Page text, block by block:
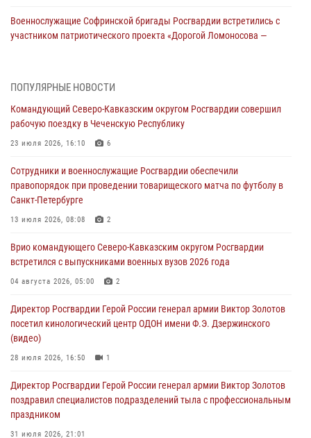
Военнослужащие Софринской бригады Росгвардии встретились с
участником патриотического проекта «Дорогой Ломоносова —
настольному теннису ко Дню физкультурника
08 августа 2026, 07:00
Кузбассе
08 августа 2026, 07:00
В Москве росгвардейцы оказали помощь медикам и девушке с
08 августа 2026, 06:32 1
Спецназ Росгвардии в Марий Эл почтил память товарища на
08 августа 2026, 06:15
ПОПУЛЯРНЫЕ НОВОСТИ
Командующий Северо-Кавказским округом Росгвардии совершил
рабочую поездку в Чеченскую Республику
23 июля 2026, 16:10 6
Сотрудники и военнослужащие Росгвардии обеспечили
правопорядок при проведении товарищеского матча по футболу в
Санкт-Петербурге
13 июля 2026, 08:08 2
Врио командующего Северо-Кавказским округом Росгвардии
встретился с выпускниками военных вузов 2026 года
04 августа 2026, 05:00 2
Директор Росгвардии Герой России генерал армии Виктор Золотов
посетил кинологический центр ОДОН имени Ф.Э. Дзержинского
(видео)
28 июля 2026, 16:50 1
Директор Росгвардии Герой России генерал армии Виктор Золотов
поздравил специалистов подразделений тыла с профессиональным
праздником
31 июля 2026, 21:01